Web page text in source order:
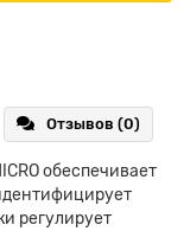
Отзывов (0)
обеспечивает
регулирует